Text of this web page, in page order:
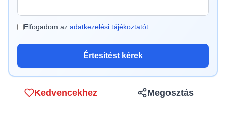
Elfogadom az adatkezelési tájékoztatót
Értesítést kérek
Kedvencekhez Megosztás